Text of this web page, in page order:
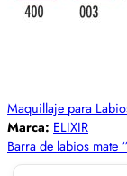
Maquillaje para
Marca: ELIXIR
Barra de labios mate